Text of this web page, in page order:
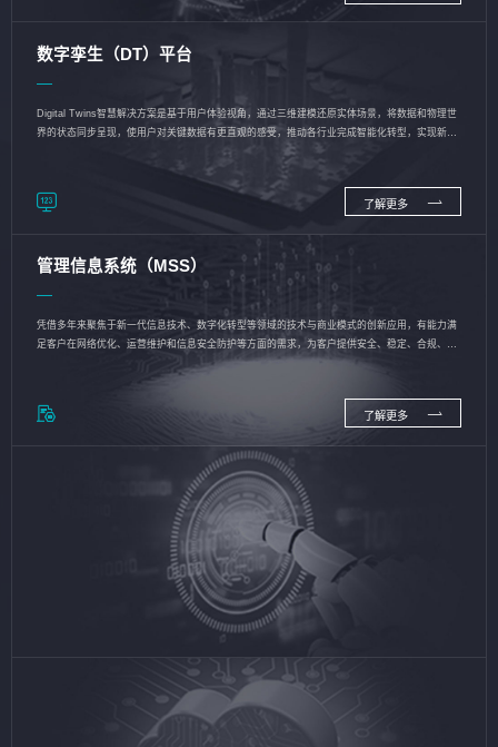
数字孪生（DT）平台
Digital Twins智慧解决方案是基于用户体验视角，通过三维建模还原实体场景，将数据和物理世
界的状态同步呈现，使用户对关键数据有更直观的感受，推动各行业完成智能化转型，实现新旧
了解更多
管理信息系统（MSS）
凭借多年来聚焦于新一代信息技术、数字化转型等领域的技术与商业模式的创新应用，有能力满
足客户在网络优化、运营维护和信息安全防护等方面的需求，为客户提供安全、稳定、合规、持
了解更多